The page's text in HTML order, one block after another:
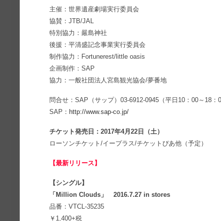
主催：世界遺産劇場実行委員会
協賛：JTB/JAL
特別協力：嚴島神社
後援：平清盛記念事業実行委員会
制作協力：Fortunerest/little oasis
企画制作：SAP
協力：一般社団法人宮島観光協会/夢番地
問合せ：SAP（サップ）03-6912-0945（平日10：00～18：
SAP： http://www.sap-co.jp/
チケット発売日：2017年4月22日（土）
ローソンチケット/イープラス/チケットぴあ他（予定）
【最新リリース】
【シングル】
「Million Clouds」 2016.7.27 in stores
品番：VTCL-35235
￥1,400+税